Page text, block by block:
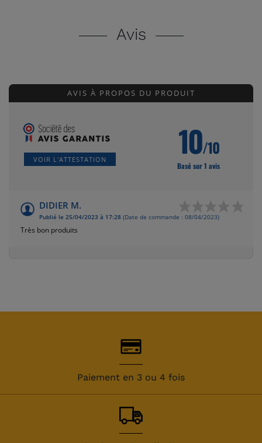
(14 avis)
Avis
AVIS À PROPOS DU PRODUIT
VOIR L'ATTESTATION 10/10
Basé sur 1 avis
DIDIER M.
Publié le 25/04/2023 à 17:28 (Date de commande : 08/04/2023)
Très bon produits
Paiement en 3 ou 4 fois